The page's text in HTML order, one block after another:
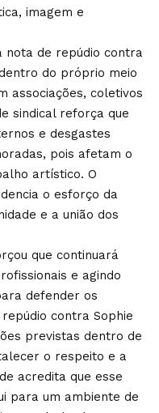
imagem e
nota de repúdio contra
do próprio meio
associações, coletivos
sindical reforça que
e desgastes
pois afetam o
artístico. O
o esforço da
e a união dos
que continuará
e agindo
defender os
contra Sophie
previstas dentro de
o respeito e a
acredita que esse
para um ambiente de